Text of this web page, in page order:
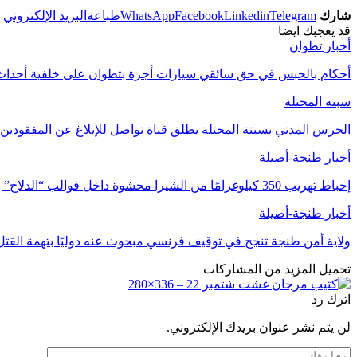
شارك WhatsAppFacebookLinkedinTelegram طباعة البريد الإلكتروني
قد يعجبك ايضا
أخبار تطوان
أحكام بالحبس في حق سائقي سيارات أجرة بتطوان على خلفية
سبته المحتلة
الحرس المدني بسبتة المحتلة يطلق قناة تواصل للإبلاغ عن المفقودين
أخبار طنجة-أصيلة
إحباط تهريب 350 كيلوغرامًا من الشيرا محشوة داخل قوالب “الدلاح” بميناء طنجة
أخبار طنجة-أصيلة
ولاية أمن طنجة تنجح في توقيف فرنسي مبحوث عنه دوليًا بتهمة
تحميل المزيد من المشاركات
اترك رد
لن يتم نشر عنوان بريدك الإلكتروني.